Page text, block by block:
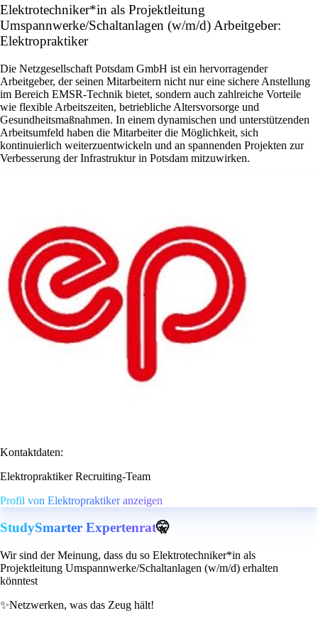
Elektrotechniker*in als Projektleitung
Umspannwerke/Schaltanlagen (w/m/d) Arbeitgeber:
Elektropraktiker
Die Netzgesellschaft Potsdam GmbH ist ein hervorragender
Arbeitgeber, der seinen Mitarbeitern nicht nur eine sichere Anstellung
im Bereich EMSR-Technik bietet, sondern auch zahlreiche Vorteile
wie flexible Arbeitszeiten, betriebliche Altersvorsorge und
Gesundheitsmaßnahmen. In einem dynamischen und unterstützenden
Arbeitsumfeld haben die Mitarbeiter die Möglichkeit, sich
kontinuierlich weiterzuentwickeln und an spannenden Projekten zur
Verbesserung der Infrastruktur in Potsdam mitzuwirken.
Kontaktdaten:
Elektropraktiker Recruiting-Team
Profil von Elektropraktiker anzeigen
StudySmarter Expertenrat🤫
Wir sind der Meinung, dass du so Elektrotechniker*in als
Projektleitung Umspannwerke/Schaltanlagen (w/m/d) erhalten
könntest
✨Netzwerken, was das Zeug hält!